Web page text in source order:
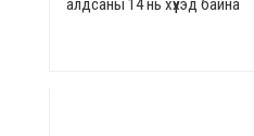
алдсаны 14 нь хүүхэд байна